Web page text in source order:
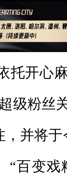
托开心
级粉丝
并将
“百变戏